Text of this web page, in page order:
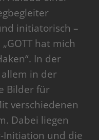
initiatorisch –
hat mich
In der
in der
Bilder für
verschiedenen
Dabei liegen
Initiation und die